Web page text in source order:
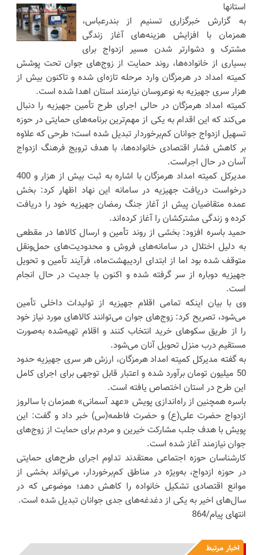
استانها
به گزارش خبرگزاری تسنیم از بندرعباس،
همزمان با افزایش هزینه‌های آغاز زندگی
مشترک و دشوارتر شدن مسیر ازدواج برای
بسیاری از خانواده‌ها، روند حمایت از زوج‌های جوان تحت پوشش
کمیته امداد در هرمزگان وارد مرحله تازه‌ای شده و تاکنون بیش از
هزار سری جهیزیه به نوعروسان نیازمند استان اهدا شده است.
کمیته امداد هرمزگان در حالی اجرای طرح تأمین جهیزیه را دنبال
می‌کند که این اقدام به یکی از مهم‌ترین برنامه‌های حمایتی در حوزه
تسهیل ازدواج جوانان کم‌برخوردار تبدیل شده است؛ طرحی که علاوه
بر کاهش فشار اقتصادی خانواده‌ها، با هدف ترویج فرهنگ ازدواج
آسان در حال اجراست.
مدیرکل کمیته امداد هرمزگان با اشاره به ثبت بیش از هزار و 400
درخواست دریافت جهیزیه در سامانه این نهاد اظهار کرد: بخش
عمده متقاضیان پیش از آغاز جنگ رمضان جهیزیه خود را دریافت
کرده و زندگی مشترکشان را آغاز کرده‌اند.
حمید باسره افزود: بخشی از روند تأمین و ارسال کالاها در مقطعی
به دلیل اختلال در سامانه‌های فروش و محدودیت‌های حمل‌ونقل
متوقف شده بود اما از ابتدای اردیبهشت‌ماه، فرآیند تأمین و تحویل
جهیزیه دوباره از سر گرفته شده و اکنون با جدیت در حال انجام
است.
وی با بیان اینکه تمامی اقلام جهیزیه از تولیدات داخلی تأمین
می‌شود، تصریح کرد: زوج‌های جوان می‌توانند کالاهای مورد نیاز خود
را از طریق سکوهای خرید انتخاب کنند و اقلام تهیه‌شده به‌صورت
مستقیم درب منزل تحویل آنان می‌شود.
به گفته مدیرکل کمیته امداد هرمزگان، ارزش هر سری جهیزیه حدود
50 میلیون تومان برآورد شده و اعتبار قابل توجهی برای اجرای کامل
این طرح در استان اختصاص یافته است.
باسره همچنین از راه‌اندازی پویش «عهد آسمانی» همزمان با سالروز
ازدواج حضرت علی(ع) و حضرت فاطمه(س) خبر داد و گفت: این
پویش با هدف جلب مشارکت خیرین و مردم برای حمایت از زوج‌های
جوان نیازمند آغاز شده است.
کارشناسان حوزه اجتماعی معتقدند تداوم اجرای طرح‌های حمایتی
در حوزه ازدواج، به‌ویژه در مناطق کم‌برخوردار، می‌تواند بخشی از
موانع اقتصادی تشکیل خانواده را کاهش دهد؛ موضوعی که در
سال‌های اخیر به یکی از دغدغه‌های جدی جوانان تبدیل شده است.
انتهای پیام/864
اخبار مرتبط